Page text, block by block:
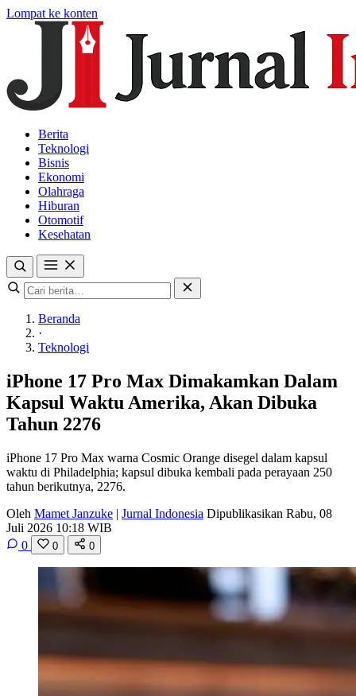
Lompat ke konten
Berita
Teknologi
Bisnis
Ekonomi
Olahraga
Hiburan
Otomotif
Kesehatan
Beranda
·
Teknologi
iPhone 17 Pro Max Dimakamkan Dalam
Kapsul Waktu Amerika, Akan Dibuka
Tahun 2276
iPhone 17 Pro Max warna Cosmic Orange disegel dalam kapsul
waktu di Philadelphia; kapsul dibuka kembali pada perayaan 250
tahun berikutnya, 2276.
Oleh Mamet Janzuke | Jurnal Indonesia Dipublikasikan Rabu, 08
Juli 2026 10:18 WIB
0
0 0